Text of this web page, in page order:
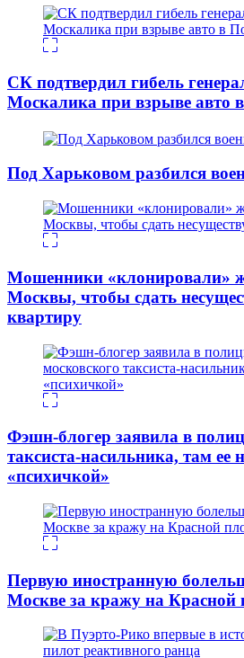
СК подтвердил гибель
Москалика при взрыве авто
Под Харьковом разбился
Мошенники «клонировали»
Москвы, чтобы сдать
квартиру
Фэшн-блогер заявила в
таксиста-насильника, там ее
«психичкой»
Первую иностранную
Москве за кражу на Красной